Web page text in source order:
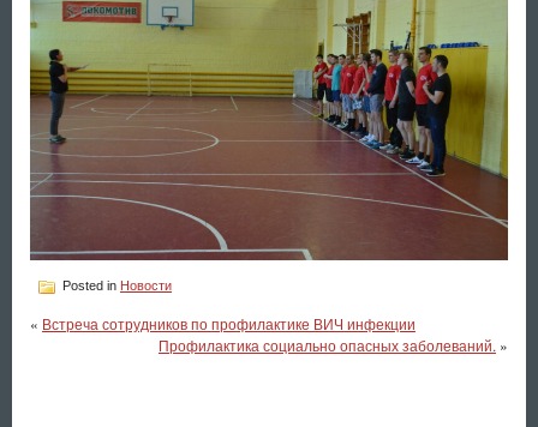
Posted in Новости
« Встреча сотрудников по профилактике ВИЧ инфекции
Профилактика социально опасных заболеваний. »